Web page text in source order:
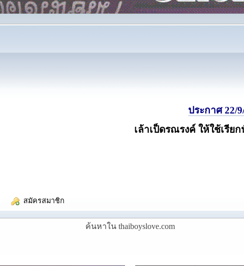
ประกาศ 22/
เล้าเป็ดรณรงค์ ให้ใช้เรีย
สมัครสมาชิก
ค้นหาใน thaiboyslove.com